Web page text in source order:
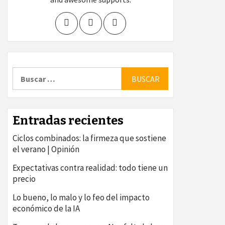
Entradas recientes
Ciclos combinados: la firmeza que sostiene
el verano | Opinión
Expectativas contra realidad: todo tiene un
precio
Lo bueno, lo malo y lo feo del impacto
económico de la IA